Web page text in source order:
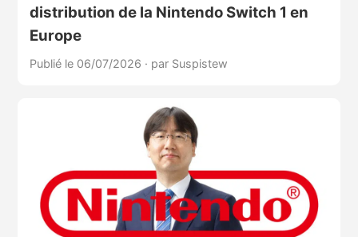
distribution de la Nintendo Switch 1 en
Europe
Publié le 06/07/2026 · par Suspistew